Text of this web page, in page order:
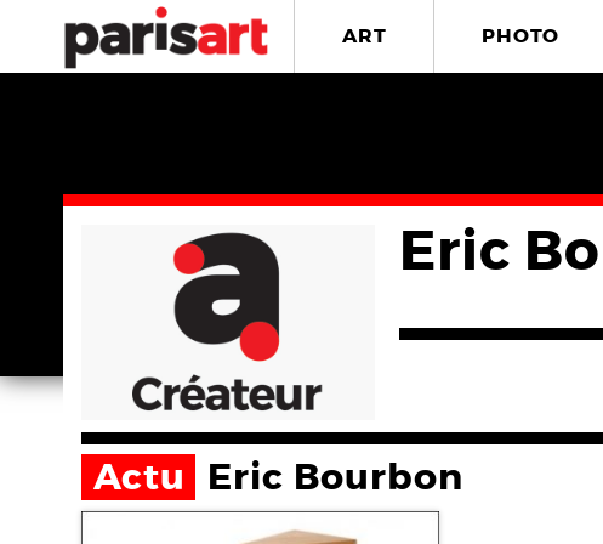
ART PHOTO
Eric
Actu Eric Bourbon